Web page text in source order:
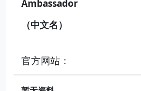
Ambassador
（中文名）
官方网站：